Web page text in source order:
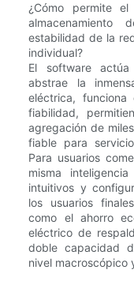
¿Cómo permite
estabilidad de la
individual?
El software
abstrae la
eléctrica,
fiabilidad,
agregación de
fiable para
Para usuarios
misma
intuitivos y
los usuarios
como el ahorro
eléctrico de
doble capacidad
nivel macroscópico